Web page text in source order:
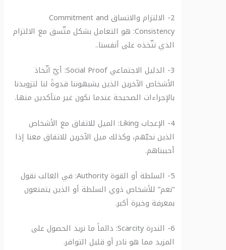
2- الالتزام والاتساق Commitment and
Consistency: هو التعامل بشكل متّسق مع الالتزام
الذي نتّخذه على أنفسنا..
3- الدليل الاجتماعي Social Proof: أيّ اتّخاذ
الأشخاص الآخرين الذين يشبهوننا قدوةً لنا لتزويدنا
بالإجراءات الصحيحة عندما نكون غير متأكدين منها.
4- الإعجاب Liking: الميل للاتفاق مع الأشخاص
الذين نحبّهم، وكذلك ميل الآخرين للاتفاق معنا إذا
أحببناهم.
5- السلطة أو القوة Authority: في الغالب نقول
“نعم” للأشخاص ذوي السلطة أو الذين يتمتعون
بمعرفة وخبرة أكبر.
6- الندرة Scarcity: دائماً ما نريد الحصول على
المزيد مما هو نادر أو قليل التوافر.